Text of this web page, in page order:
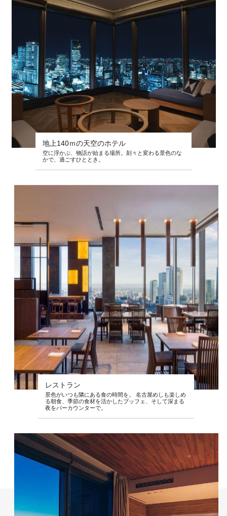
地上140ｍの天空のホテル
空に浮かぶ、物語が始まる場所。刻々と変わる景色のな
かで、過ごすひととき。
レストラン
景色がいつも隣にある食の時間を。 名古屋めしも楽しめ
る朝食、季節の食材を活かしたブッフェ、そして深まる
夜をバーカウンターで。